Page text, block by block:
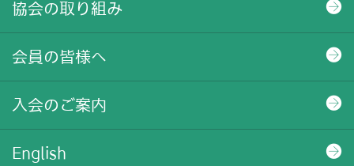
協会の取り組み
会員の皆様へ
入会のご案内
English